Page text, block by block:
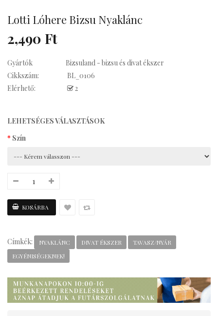
Lotti Lóhere Bizsu Nyaklánc
2,490 Ft
Gyártók
Bizsuland - bizsu és divat ékszer
Cikkszám:
BL_0106
Elérhető:
2
LEHETSÉGES VÁLASZTÁSOK
Szín
Címkék: NYAKLÁNC DIVAT ÉKSZER
TAVASZ/NYÁR
EGYÉNISÉGEKNEK!